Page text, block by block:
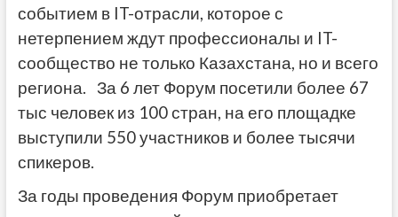
событием в IT-отрасли, которое с
нетерпением ждут профессионалы и IT-
сообщество не только Казахстана, но и всего
региона. За 6 лет Форум посетили более 67
тыс человек из 100 стран, на его площадке
выступили 550 участников и более тысячи
спикеров.
За годы проведения Форум приобретает